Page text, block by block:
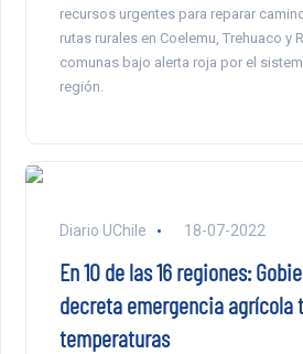
recursos urgentes para reparar
rutas rurales en Coelemu, Trehuaco y
comunas bajo alerta roja por el
región.
Diario UChile 18-07-2022
En 10 de las 16 regiones:
decreta emergencia agrícola
temperaturas